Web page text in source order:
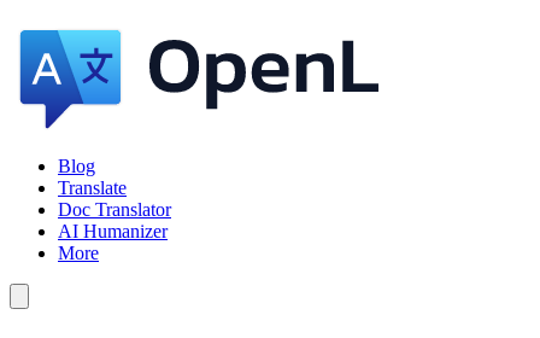
Blog
Translate
Doc Translator
AI Humanizer
More